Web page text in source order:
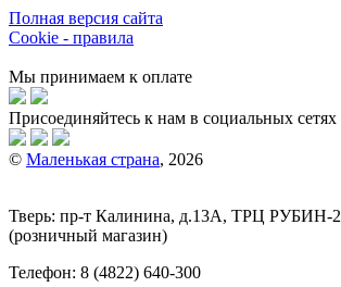
Полная версия сайта
Cookie - правила
Мы принимаем к оплате
Присоединяйтесь к нам в социальных сетях
© Маленькая страна, 2026
Тверь: пр-т Калинина, д.13А, ТРЦ РУБИН-2
(розничный магазин)
Телефон: 8 (4822) 640-300